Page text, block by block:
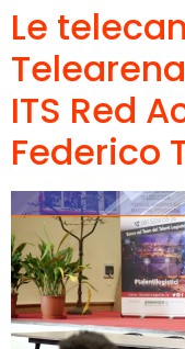
Le
ITS Red
Federico